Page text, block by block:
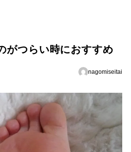
がつらい時におすすめ
nagomiseitai